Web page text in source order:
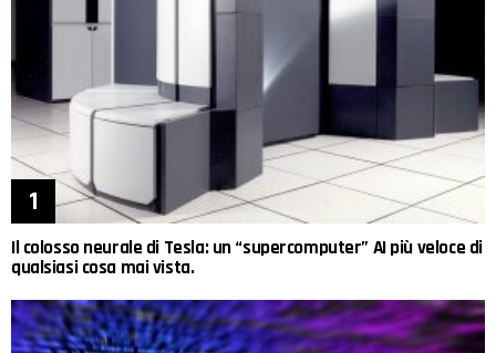
Il colosso neurale di Tesla: un “supercomputer” AI più veloce di
qualsiasi cosa mai vista.